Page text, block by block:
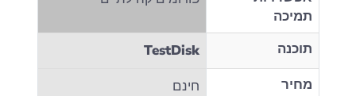
תמיכה
תוכנה
TestDisk
מחיר
חינם